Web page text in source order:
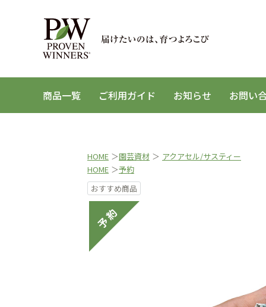
商品一覧 ご利用ガイド お知らせ お問い
HOME ＞園芸資材 ＞ アクアセル/サスティー
HOME ＞予約
おすすめ商品